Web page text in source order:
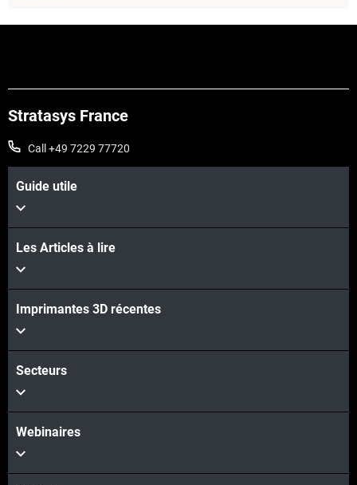
Voir plus
Stratasys France
Call +49 7229 77720
Guide utile
Les Articles à lire
Imprimantes 3D récentes
Secteurs
Webinaires